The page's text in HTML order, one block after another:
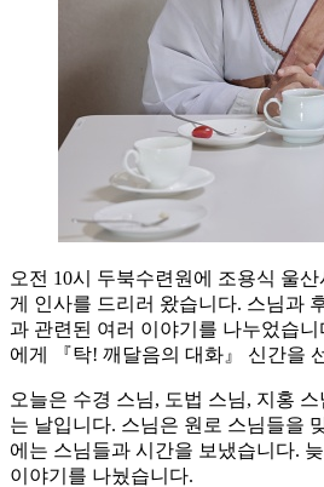
오전 10시 두북수련원에 조용식 울
게 인사를 드리러 왔습니다. 스님과
과 관련된 여러 이야기를 나누었습
에게 『탁! 깨달음의 대화』 신간을
오늘은 수경 스님, 도법 스님, 지홍
는 날입니다. 스님은 원로 스님들을
에는 스님들과 시간을 보냈습니다.
이야기를 나눴습니다.